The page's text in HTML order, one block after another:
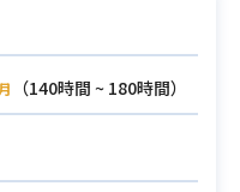
っていただく想定で
）を用いたスマー
新機能開発および
（140時間 ~ 180時間）